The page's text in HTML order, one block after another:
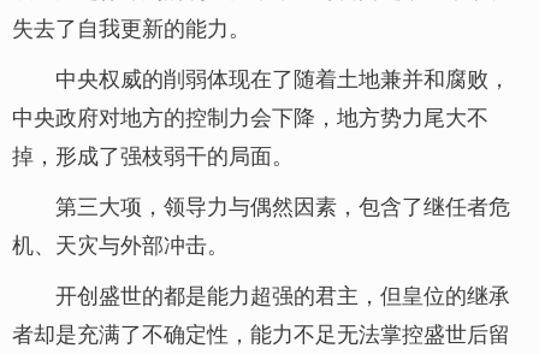
失去了自我更新的能力。
中央权威的削弱体现在了随着土地兼并和腐败，
中央政府对地方的控制力会下降，地方势力尾大不
掉，形成了强枝弱干的局面。
第三大项，领导力与偶然因素，包含了继任者危
机、天灾与外部冲击。
开创盛世的都是能力超强的君主，但皇位的继承
者却是充满了不确定性，能力不足无法掌控盛世后留